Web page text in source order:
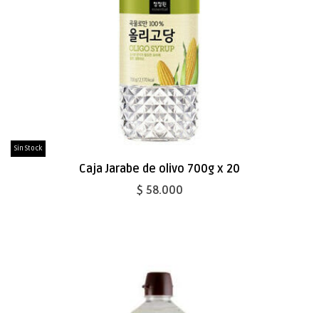
Sin Stock
Caja Jarabe de olivo 700g x 20
$ 58.000